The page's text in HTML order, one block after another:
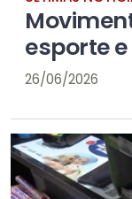
esporte
26/06/2026